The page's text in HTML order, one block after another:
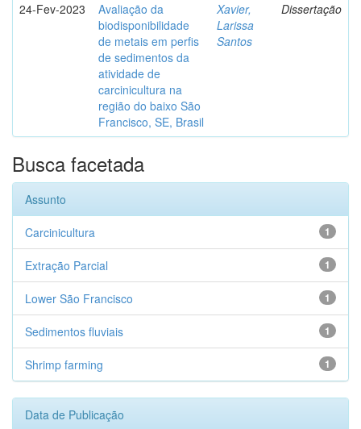
24-Fev-2023
Avaliação da
biodisponibilidade
de metais em perfis
de sedimentos da
atividade de
carcinicultura na
região do baixo São
Francisco, SE, Brasil
Xavier,
Larissa
Santos
Dissertação
Busca facetada
Assunto
1
Carcinicultura
1
Extração Parcial
1
Lower São Francisco
1
Sedimentos fluviais
1
Shrimp farming
Data de Publicação